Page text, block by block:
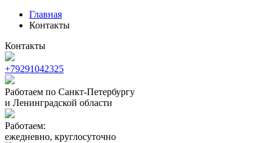
Главная
Контакты
Контакты
+79291042325
Работаем по Санкт-Петербургу
и Ленинградской области
Работаем:
ежедневно, круглосуточно